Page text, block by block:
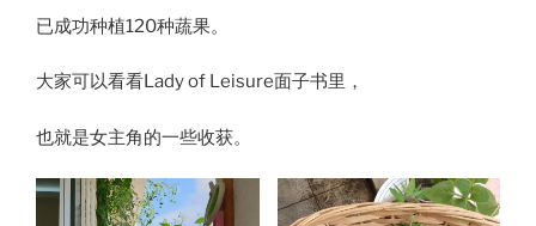
已成功种植120种蔬果。
大家可以看看Lady of Leisure面子书里，
也就是女主角的一些收获。